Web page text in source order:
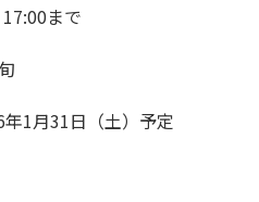
まで
1月31日（土）予定